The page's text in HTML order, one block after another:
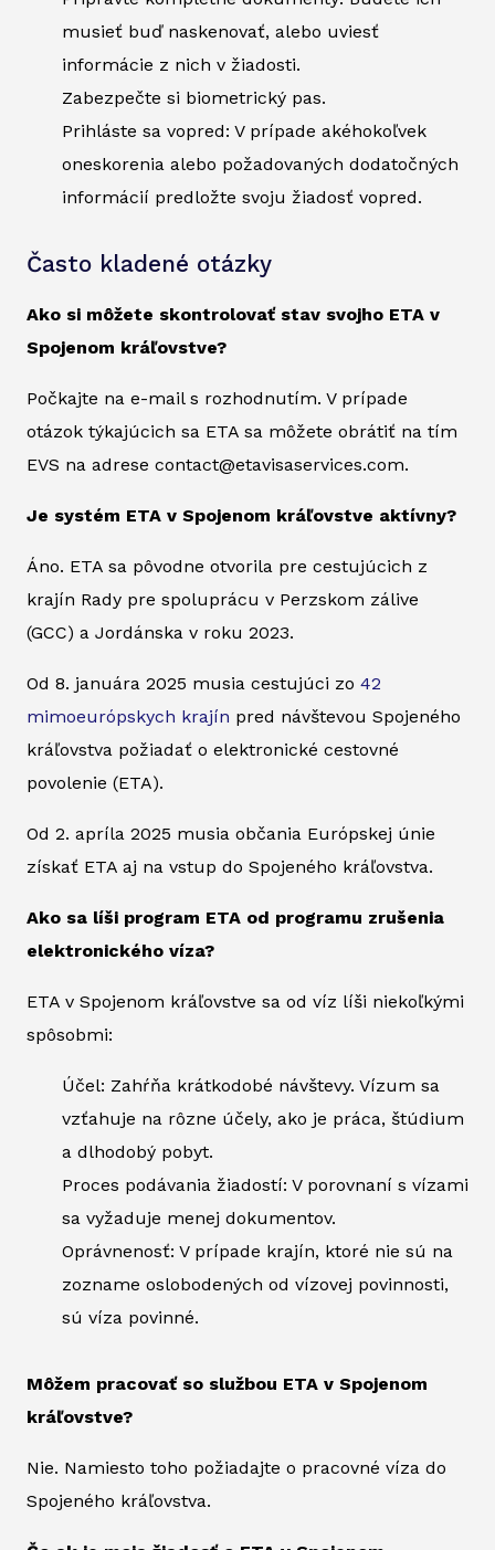
musieť buď naskenovať, alebo uviesť
informácie z nich v žiadosti.
Zabezpečte si biometrický pas.
Prihláste sa vopred: V prípade akéhokoľvek
oneskorenia alebo požadovaných dodatočných
informácií predložte svoju žiadosť vopred.
Často kladené otázky
Ako si môžete skontrolovať stav svojho ETA v
Spojenom kráľovstve?
Počkajte na e-mail s rozhodnutím. V prípade
otázok týkajúcich sa ETA sa môžete obrátiť na tím
EVS na adrese contact@etavisaservices.com.
Je systém ETA v Spojenom kráľovstve aktívny?
Áno. ETA sa pôvodne otvorila pre cestujúcich z
krajín Rady pre spoluprácu v Perzskom zálive
(GCC) a Jordánska v roku 2023.
Od 8. januára 2025 musia cestujúci zo 42
mimoeurópskych krajín pred návštevou Spojeného
kráľovstva požiadať o elektronické cestovné
povolenie (ETA).
Od 2. apríla 2025 musia občania Európskej únie
získať ETA aj na vstup do Spojeného kráľovstva.
Ako sa líši program ETA od programu zrušenia
elektronického víza?
ETA v Spojenom kráľovstve sa od víz líši niekoľkými
spôsobmi:
Účel: Zahŕňa krátkodobé návštevy. Vízum sa
vzťahuje na rôzne účely, ako je práca, štúdium
a dlhodobý pobyt.
Proces podávania žiadostí: V porovnaní s vízami
sa vyžaduje menej dokumentov.
Oprávnenosť: V prípade krajín, ktoré nie sú na
zozname oslobodených od vízovej povinnosti,
sú víza povinné.
Môžem pracovať so službou ETA v Spojenom
kráľovstve?
Nie. Namiesto toho požiadajte o pracovné víza do
Spojeného kráľovstva.